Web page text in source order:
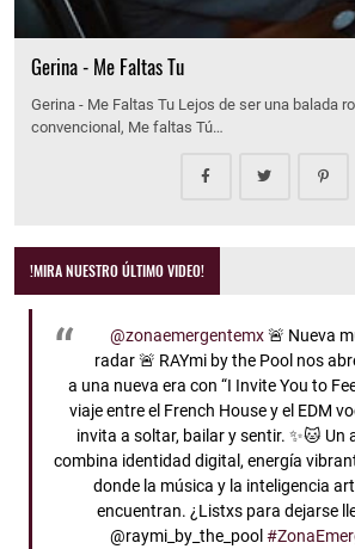
Gerina - Me Faltas Tu
Gerina - Me Faltas Tu Lejos de ser una balada
convencional, Me faltas Tú…
!MIRA NUESTRO ÚLTIMO VIDEO!
@zonaemergentemx🚨 Nueva
radar 🚨 RAYmi by the Pool nos
a una nueva era con “I Invite You to
viaje entre el French House y el EDM
invita a soltar, bailar y sentir. ✨🐱 Un
combina identidad digital, energía
donde la música y la inteligencia
encuentran. ¿Listxs para dejarse
@raymi_by_the_pool